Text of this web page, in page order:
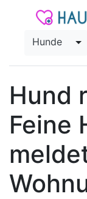
Hunde
Hund
Feine